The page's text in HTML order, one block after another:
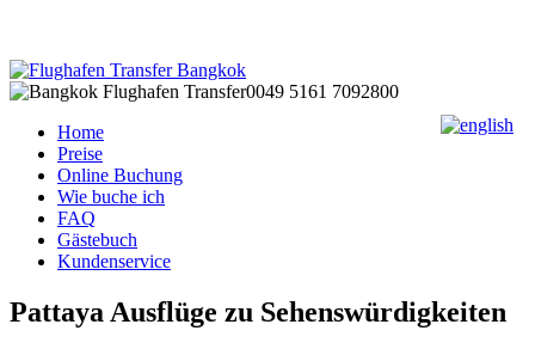
0049 5161 7092800
Home
Preise
Online Buchung
Wie buche ich
FAQ
Gästebuch
Kundenservice
Pattaya Ausflüge zu Sehenswürdigkeiten